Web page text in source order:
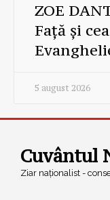
ZOE
Față și
5 august 2026
Cuvântul
Ziar naționalist -